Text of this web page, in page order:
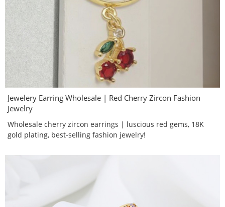
Jewelery Earring Wholesale | Red Cherry Zircon Fashion
Jewelry
Wholesale cherry zircon earrings | luscious red gems, 18K
gold plating, best-selling fashion jewelry!